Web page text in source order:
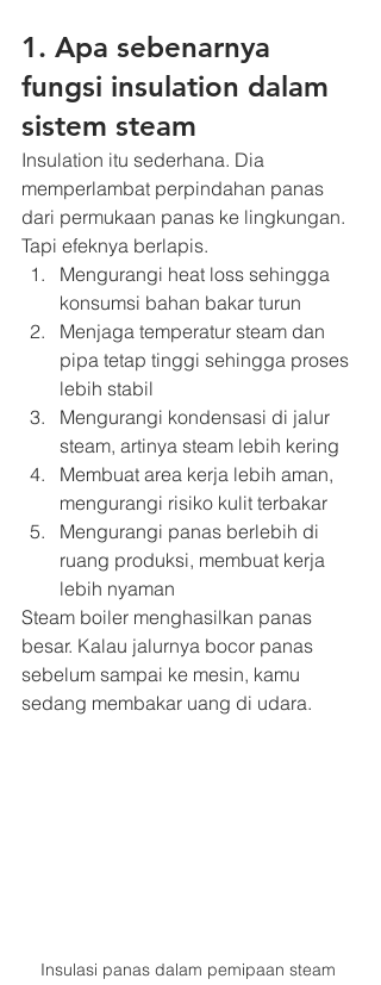
1. Apa sebenarnya
fungsi insulation dalam
sistem steam
Insulation itu sederhana. Dia
memperlambat perpindahan panas
dari permukaan panas ke lingkungan.
Tapi efeknya berlapis.
Mengurangi heat loss sehingga
konsumsi bahan bakar turun
Menjaga temperatur steam dan
pipa tetap tinggi sehingga proses
lebih stabil
Mengurangi kondensasi di jalur
steam, artinya steam lebih kering
Membuat area kerja lebih aman,
mengurangi risiko kulit terbakar
Mengurangi panas berlebih di
ruang produksi, membuat kerja
lebih nyaman
Steam boiler menghasilkan panas
besar. Kalau jalurnya bocor panas
sebelum sampai ke mesin, kamu
sedang membakar uang di udara.
Insulasi panas dalam pemipaan steam